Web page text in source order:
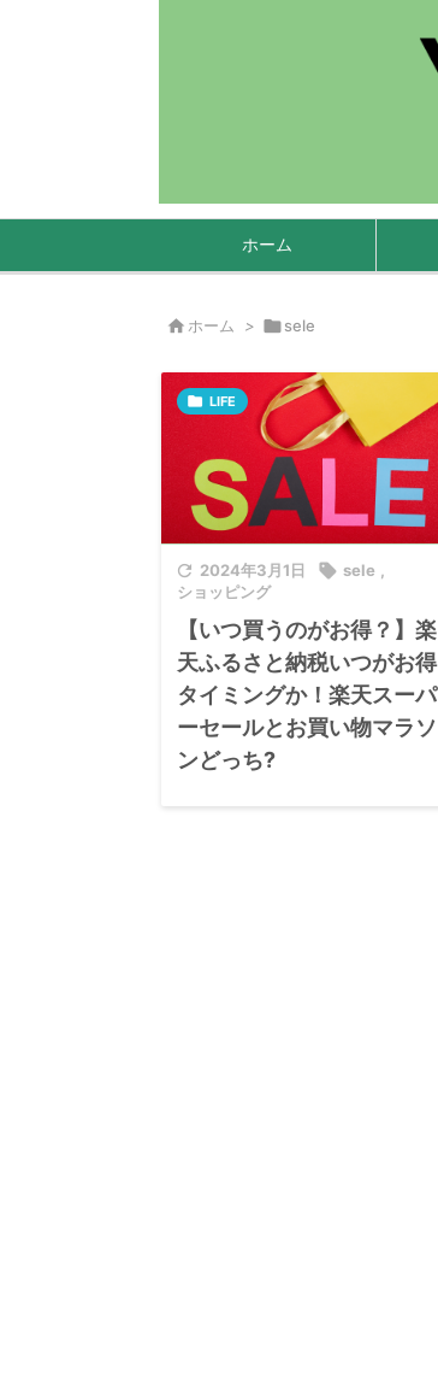
ホーム
 ホーム > sele
 2024年3月1日
 LIFE
 sele
ショッピング
【いつ買うのがお得？】楽
天ふるさと納税いつがお得
タイミングか！楽天スーパ
ーセールとお買い物マラソ
ンどっち?